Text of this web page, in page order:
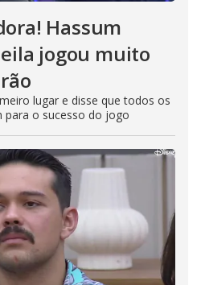
Hassum
jogou muito
lugar e disse que todos os
para o sucesso do jogo